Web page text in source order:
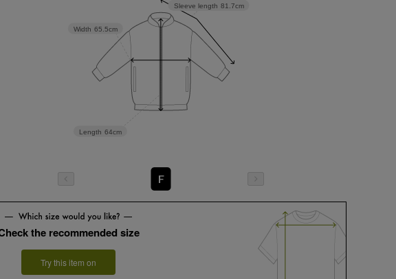
Sleeve length 81.7cm
Length 64cm
Width 65.5cm
F
the recommended size
Try this item on